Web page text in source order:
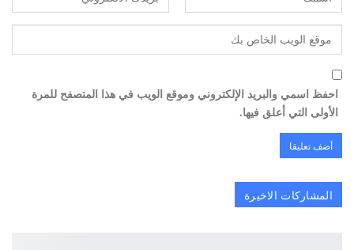
احفظ اسمي والبريد الإلكتروني وموقع الويب في هذا المتصفح للمرة
الأولى التي أعلق فيها.
المشاركات الاخيرة